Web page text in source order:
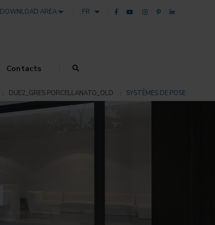
DOWNLOAD AREA FR
Contacts
DUE2_GRES PORCELLANATO_OLD SYSTÈMES DE POSE